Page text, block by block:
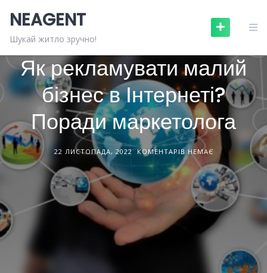
content
NEAGENT
Шукай житло зручно!БУДІВНИЦТВО ТА РЕМОНТ
Як рекламувати малий
бізнес в Інтернеті?
Поради маркетолога
22 ЛИСТОПАДА, 2022 КОМЕНТАРІВ НЕМАЄ